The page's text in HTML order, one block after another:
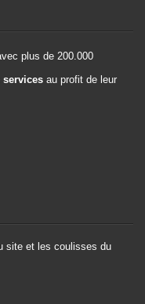
plus de 200.000
services au profit de leur
site et les coulisses du